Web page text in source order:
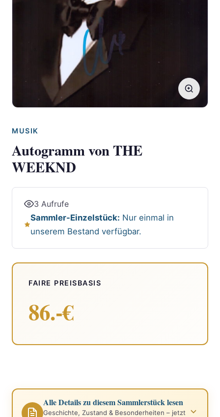
MUSIK
Autogramm von THE
WEEKND
3 Aufrufe
Sammler-Einzelstück: Nur einmal in
unserem Bestand verfügbar.
FAIRE PREISBASIS
86.-€
Alle Details zu diesem Sammlerstück lesen
Geschichte, Zustand & Besonderheiten – jetzt